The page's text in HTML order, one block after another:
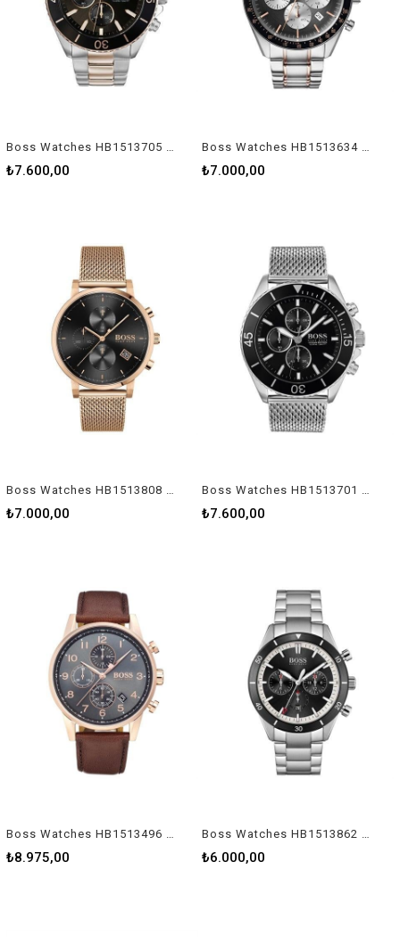
₺7.600,00 ₺7.000,00
Boss Watches HB1513808 Erkek Kol Saati
₺7.000,00
Boss Watches HB1513701 Erkek Kol Saati
₺7.600,00
₺8.975,00 ₺6.000,00